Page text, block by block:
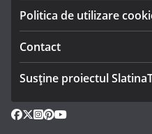
Politica de utilizare
Contact
Susține proiectul